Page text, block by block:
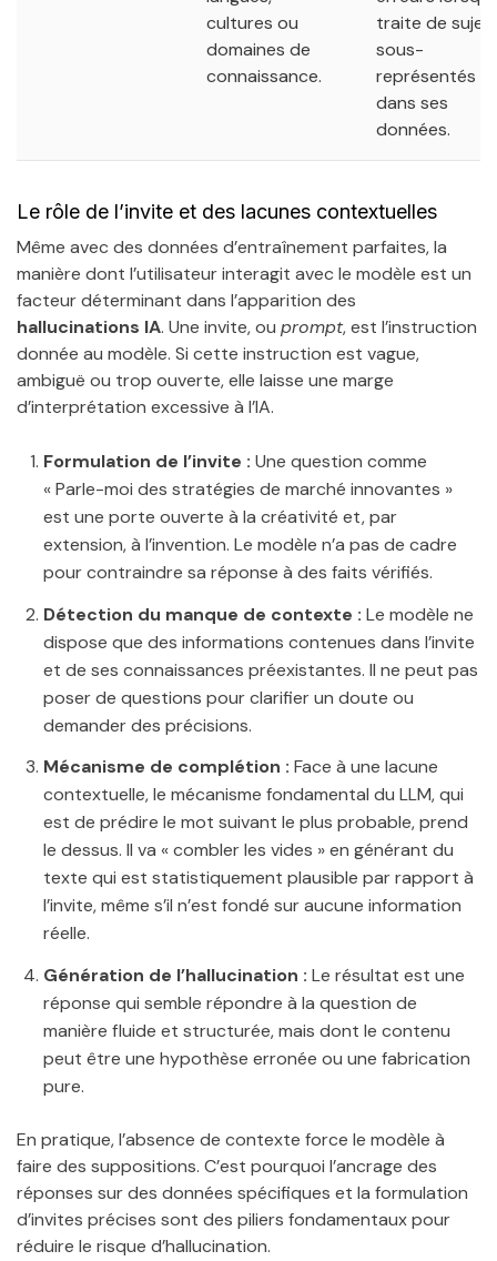
cultures ou
domaines de
connaissance.
traite de
sous-
représentés
dans ses
données.
Le rôle de l’invite et des lacunes contextuelles
Même avec des données d’entraînement parfaites, la
manière dont l’utilisateur interagit avec le modèle est un
facteur déterminant dans l’apparition des
hallucinations IA. Une invite, ou prompt, est l’instruction
donnée au modèle. Si cette instruction est vague,
ambiguë ou trop ouverte, elle laisse une marge
d’interprétation excessive à l’IA.
Formulation de l’invite : Une question comme
« Parle-moi des stratégies de marché innovantes »
est une porte ouverte à la créativité et, par
extension, à l’invention. Le modèle n’a pas de cadre
pour contraindre sa réponse à des faits vérifiés.
Détection du manque de contexte : Le modèle ne
dispose que des informations contenues dans l’invite
et de ses connaissances préexistantes. Il ne peut pas
poser de questions pour clarifier un doute ou
demander des précisions.
Mécanisme de complétion : Face à une lacune
contextuelle, le mécanisme fondamental du LLM, qui
est de prédire le mot suivant le plus probable, prend
le dessus. Il va « combler les vides » en générant du
texte qui est statistiquement plausible par rapport à
l’invite, même s’il n’est fondé sur aucune information
réelle.
Génération de l’hallucination : Le résultat est une
réponse qui semble répondre à la question de
manière fluide et structurée, mais dont le contenu
peut être une hypothèse erronée ou une fabrication
pure.
En pratique, l’absence de contexte force le modèle à
faire des suppositions. C’est pourquoi l’ancrage des
réponses sur des données spécifiques et la formulation
d’invites précises sont des piliers fondamentaux pour
réduire le risque d’hallucination.